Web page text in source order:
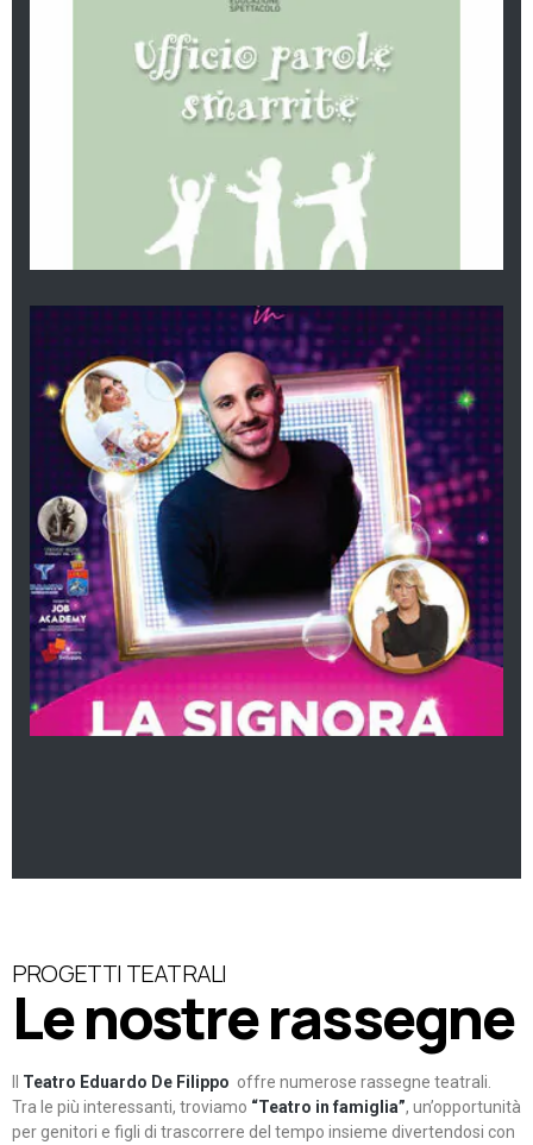
PROGETTI TEATRALI
Le nostre rassegne
Teatro Eduardo De Filippo offre numerose rassegne teatrali.
Tra le più interessanti, troviamo “Teatro in famiglia”, un’opportunità
per genitori e figli di trascorrere del tempo insieme divertendosi con